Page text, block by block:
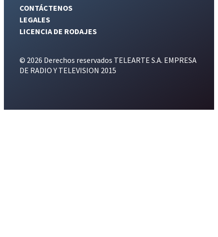
CONTÁCTENOS
LEGALES
LICENCIA DE RODAJES
© 2026 Derechos reservados TELEARTE S.A. EMPRESA
DE RADIO Y TELEVISION 2015